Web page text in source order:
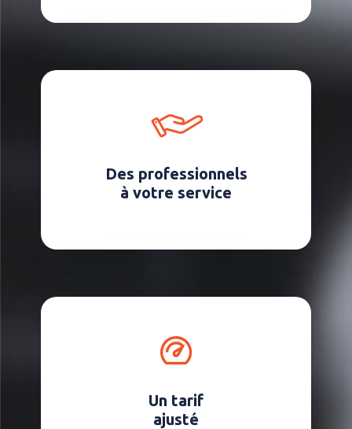
Des professionnels
à votre service
Un tarif
ajusté